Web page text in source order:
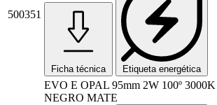
500351
Ficha técnica Etiqueta energética
EVO E OPAL 95mm 2W 100º
NEGRO MATE